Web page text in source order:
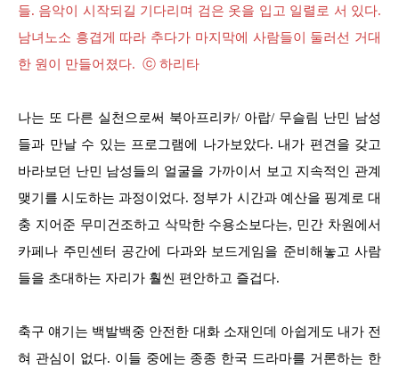
들. 음악이 시작되길 기다리며 검은 옷을 입고 일렬로 서 있다.
남녀노소 흥겹게 따라 추다가 마지막에 사람들이 둘러선 거대
한 원이 만들어졌다. ⓒ 하리타
나는 또 다른 실천으로써 북아프리카/ 아랍/ 무슬림 난민 남성
들과 만날 수 있는 프로그램에 나가보았다. 내가 편견을 갖고
바라보던 난민 남성들의 얼굴을 가까이서 보고 지속적인 관계
맺기를 시도하는 과정이었다. 정부가 시간과 예산을 핑계로 대
충 지어준 무미건조하고 삭막한 수용소보다는, 민간 차원에서
카페나 주민센터 공간에 다과와 보드게임을 준비해놓고 사람
들을 초대하는 자리가 훨씬 편안하고 즐겁다.
축구 얘기는 백발백중 안전한 대화 소재인데 아쉽게도 내가 전
혀 관심이 없다. 이들 중에는 종종 한국 드라마를 거론하는 한